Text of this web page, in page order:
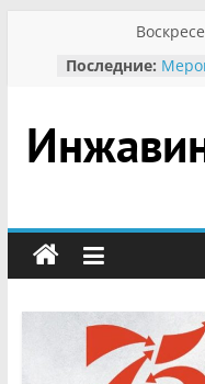
содержимому
Последние:
В
сельский
портал